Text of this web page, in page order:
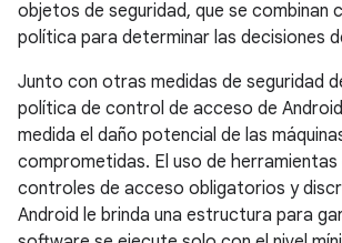
objetos de seguridad, que se combinan
política para determinar las decisiones
Junto con otras medidas de seguridad
política de control de acceso de
medida el daño potencial de las
comprometidas. El uso de
controles de acceso obligatorios y
Android le brinda una estructura para